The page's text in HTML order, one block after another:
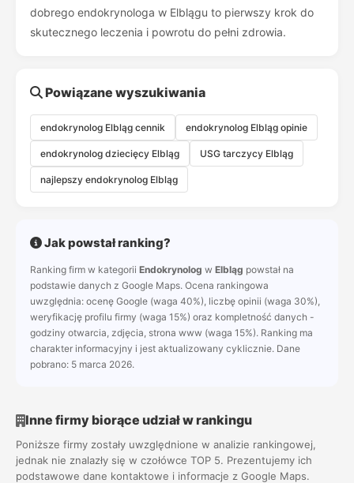
dobrego endokrynologa w Elblągu to pierwszy krok do
skutecznego leczenia i powrotu do pełni zdrowia.
Powiązane wyszukiwania
endokrynolog Elbląg cennik endokrynolog Elbląg opinie
endokrynolog dziecięcy Elbląg USG tarczycy Elbląg
najlepszy endokrynolog Elbląg
Jak powstał ranking?
Ranking firm w kategorii Endokrynolog w Elbląg powstał na
podstawie danych z Google Maps. Ocena rankingowa
uwzględnia: ocenę Google (waga 40%), liczbę opinii (waga 30%),
weryfikację profilu firmy (waga 15%) oraz kompletność danych -
godziny otwarcia, zdjęcia, strona www (waga 15%). Ranking ma
charakter informacyjny i jest aktualizowany cyklicznie. Dane
pobrano: 5 marca 2026.
Inne firmy biorące udział w rankingu
Poniższe firmy zostały uwzględnione w analizie rankingowej,
jednak nie znalazły się w czołówce TOP 5. Prezentujemy ich
podstawowe dane kontaktowe i informacje z Google Maps.